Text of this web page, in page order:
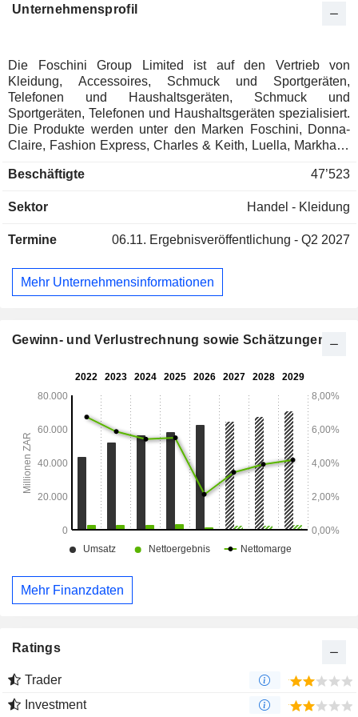
Unternehmensprofil
Die Foschini Group Limited ist auf den Vertrieb von
Kleidung, Accessoires, Schmuck und Sportgeräten,
Telefonen und Haushaltsgeräten, Schmuck und
Sportgeräten, Telefonen und Haushaltsgeräten spezialisiert.
Die Produkte werden unter den Marken Foschini, Donna-
Claire, Fashion Express, Charles & Keith, Luella, Markham,
Sterns, TFG, etc. vertrieben. Der Nettoumsatz teilt sich wie
Produkten (60,9%); - Finanzdienstleistungen (6%). Der
Vereinigten Königreich und in Australien.
Beschäftigte 47’523
Sektor Handel - Kleidung
Termine 06.11. Ergebnisveröffentlichung - Q2 2027
Mehr Unternehmensinformationen
Gewinn- und Verlustrechnung sowie Schätzungen
Mehr Finanzdaten
Ratings
Trader
Investment